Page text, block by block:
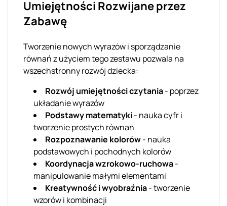
Umiejętności Rozwijane przez
Zabawę
Tworzenie nowych wyrazów i sporządzanie
równań z użyciem tego zestawu pozwala na
wszechstronny rozwój dziecka:
Rozwój umiejętności czytania- poprzez
układanie wyrazów
Podstawy matematyki- nauka cyfr i
tworzenie prostych równań
Rozpoznawanie kolorów- nauka
podstawowych i pochodnych kolorów
Koordynacja wzrokowo-ruchowa-
manipulowanie małymi elementami
Kreatywność i wyobraźnia- tworzenie
wzorów i kombinacji